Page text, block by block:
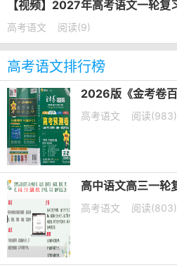
高考语文 阅读(9)
高考语文排行榜
高考语文 阅读(983)
高考语文 阅读(803)